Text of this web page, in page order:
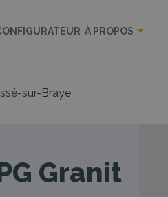
À PROPOS
sur-Braye
Granit